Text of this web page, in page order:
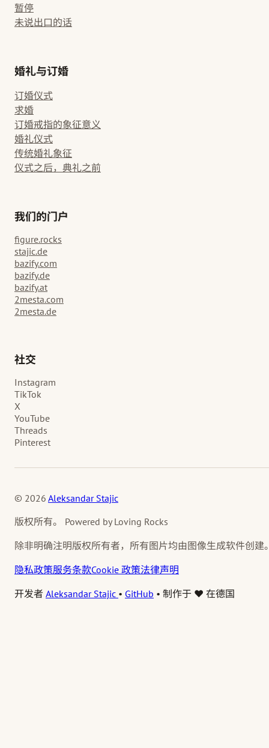
暂停
未说出口的话
婚礼与订婚
订婚仪式
求婚
订婚戒指的象征意义
婚礼仪式
传统婚礼象征
仪式之后，典礼之前
我们的门户
figure.rocks
stajic.de
bazify.com
bazify.de
bazify.at
2mesta.com
2mesta.de
社交
Instagram
TikTok
X
YouTube
Threads
Pinterest
© 2026 Aleksandar Stajic
版权所有。 Powered by Loving Rocks
除非明确注明版权所有者，所有图片均由图像生成软件创建
隐私政策服务条款Cookie 政策法律声明
开发者 Aleksandar Stajic • GitHub • 制作于 ❤️ 在德国